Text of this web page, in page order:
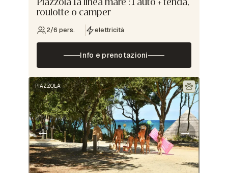
Piazzola 1a linea mare : 1 auto + tenda,
roulotte o camper
2/6 pers. elettricità
Info e prenotazioni
PIAZZOLA